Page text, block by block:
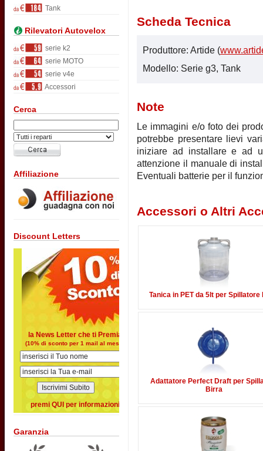
Tank
Rilevatori Autovelox
serie k2
serie MOTO
serie v4e
Accessori
Cerca
Affiliazione
Discount Letters
la News Letter che ti Premia
(10% di sconto per 1 mail al mese)
premi QUI per informazioni
Garanzia
Scheda Tecnica
Produttore: Artide (
Modello: Serie g3, Tank
Note
Le immagini e/o foto dei
potrebbe presentare lievi
iniziare ad installare e ad
attenzione il manuale di
Eventuali batterie per il
Accessori o Altri
Tanica in PET da 5lt per Spillatore
Adattatore Perfect Draft per
Birra